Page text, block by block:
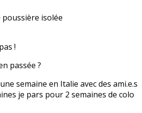
poussière isolée
!
passée ?
semaine en Italie avec des ami.e.s
je pars pour 2 semaines de colo